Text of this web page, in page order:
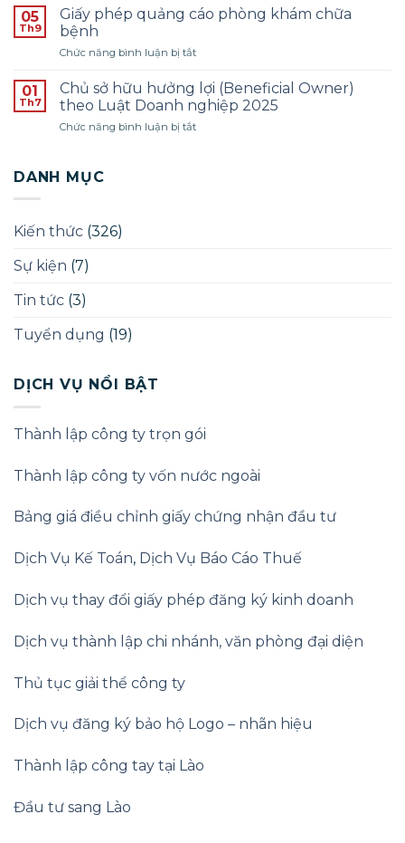
Đợt
SINH
–
THÁNG
12/2025
báo
tuyển
pháp
–
Năm
2025
05
Th9
Giấy phép quảng cáo phòng khám chữa
bệnh
Chức năng bình luận bị tắtở
phép
quảng
cáo
phòng
01
Th7
Chủ sở hữu hưởng lợi (Beneficial Owner)
theo Luật Doanh nghiệp 2025
Chức năng bình luận bị tắtở
DANH MỤC
Kiến thức (326)
Sự kiện (7)
Tin tức (3)
Tuyển dụng (19)
DỊCH VỤ NỔI BẬT
Thành lập công ty trọn gói
Thành lập công ty vốn nước ngoài
Bảng giá điều chỉnh giấy chứng nhận đầu tư
Dịch Vụ Kế Toán, Dịch Vụ Báo Cáo Thuế
Dịch vụ thay đổi giấy phép đăng ký kinh doanh
Dịch vụ thành lập chi nhánh, văn phòng đại diện
Thủ tục giải thể công ty
Dịch vụ đăng ký bảo hộ Logo – nhãn hiệu
Thành lập công tay tại Lào
Đầu tư sang Lào